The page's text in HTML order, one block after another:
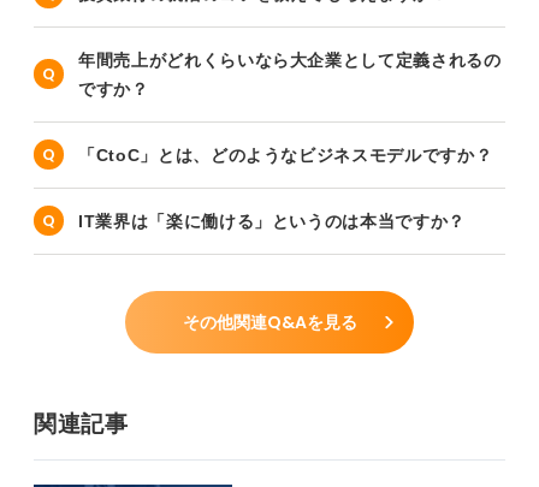
年間売上がどれくらいなら大企業として定義されるの
ですか？
「CtoC」とは、どのようなビジネスモデルですか？
IT業界は「楽に働ける」というのは本当ですか？
その他関連Q&Aを見る
関連記事